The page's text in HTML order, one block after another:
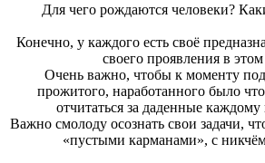
Для чего рождаются человеки?
Конечно, у каждого есть своё
своего проявления в этом
Очень важно, чтобы к моменту
прожитого, наработанного было
отчитаться за даденные
Важно смолоду осознать свои задачи,
«пустыми карманами», с